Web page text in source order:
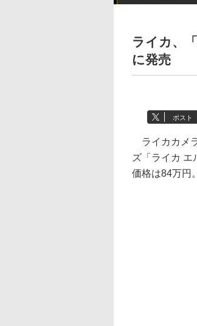
ライカ、
に発売
ポスト
ライカカメ
ズ「ライカ エ
価格は84万円。